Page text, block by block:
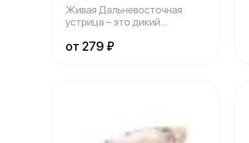
Живая Дальневосточная
устрица – это дикий
от 279 ₽